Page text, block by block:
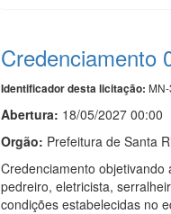
Credenciamento
Identificador desta licitação:
Abertura: 18/05/2027 00:00
Orgão: Prefeitura de Santa
Credenciamento
pedreiro, eletricista,
condições estabelecidas no